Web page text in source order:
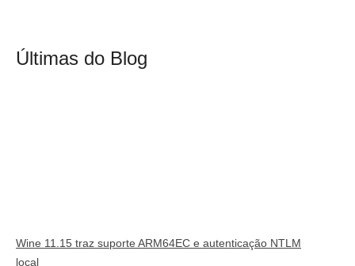
Últimas do Blog
Wine 11.15 traz suporte ARM64EC e autenticação NTLM
local